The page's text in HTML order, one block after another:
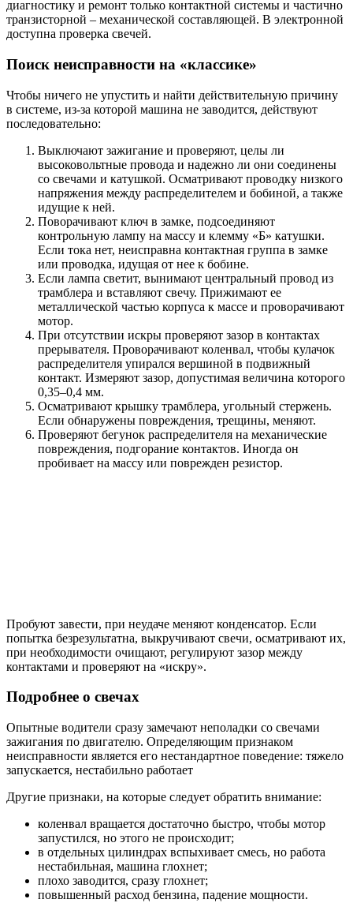
диагностику и ремонт только контактной системы и частично
транзисторной – механической составляющей. В электронной
доступна проверка свечей.
Поиск неисправности на «классике»
Чтобы ничего не упустить и найти действительную причину
в системе, из-за которой машина не заводится, действуют
последовательно:
Выключают зажигание и проверяют, целы ли
высоковольтные провода и надежно ли они соединены
со свечами и катушкой. Осматривают проводку низкого
напряжения между распределителем и бобиной, а также
идущие к ней.
Поворачивают ключ в замке, подсоединяют
контрольную лампу на массу и клемму «Б» катушки.
Если тока нет, неисправна контактная группа в замке
или проводка, идущая от нее к бобине.
Если лампа светит, вынимают центральный провод из
трамблера и вставляют свечу. Прижимают ее
металлической частью корпуса к массе и проворачивают
мотор.
При отсутствии искры проверяют зазор в контактах
прерывателя. Проворачивают коленвал, чтобы кулачок
распределителя упирался вершиной в подвижный
контакт. Измеряют зазор, допустимая величина которого
0,35–0,4 мм.
Осматривают крышку трамблера, угольный стержень.
Если обнаружены повреждения, трещины, меняют.
Проверяют бегунок распределителя на механические
повреждения, подгорание контактов. Иногда он
пробивает на массу или поврежден резистор.
Пробуют завести, при неудаче меняют конденсатор. Если
попытка безрезультатна, выкручивают свечи, осматривают их,
при необходимости очищают, регулируют зазор между
контактами и проверяют на «искру».
Подробнее о свечах
Опытные водители сразу замечают неполадки со свечами
зажигания по двигателю. Определяющим признаком
неисправности является его нестандартное поведение: тяжело
запускается, нестабильно работает
Другие признаки, на которые следует обратить внимание:
коленвал вращается достаточно быстро, чтобы мотор
запустился, но этого не происходит;
в отдельных цилиндрах вспыхивает смесь, но работа
нестабильная, машина глохнет;
плохо заводится, сразу глохнет;
повышенный расход бензина, падение мощности.